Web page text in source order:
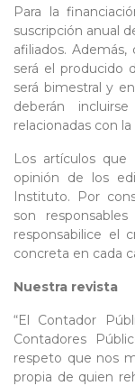
Para la
suscripción anual
afiliados.
será el producido
será bimestral y
deberán
relacionadas con
Los artículos que
opinión de los
Instituto. Por
son
responsabilice el
concreta en cada
Nuestra revista
“El Contador
Contadores
respeto que nos
propia de quien